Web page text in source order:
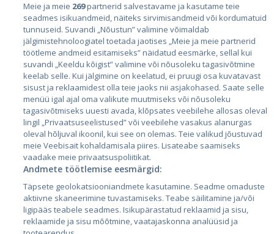
Страны
Эстония
Латвия
Литва
City24.lv
City24.ee
GetaPro.lv
GetaPro.ee
CVbankas.lt
Kainos.lt
Paslaugos.lt
auto24.ee
Meie ja meie 269partnerid salvestavame ja kasutame teie
seadmes isikuandmeid, näiteks sirvimisandmeid või kordumatuid
tunnuseid. Suvandi „Nõustun” valimine võimaldab
jälgimistehnoloogiatel toetada jaotises „Meie ja meie partnerid
töötleme andmeid esitamiseks” näidatud eesmärke, sellal kui
suvandi „Keeldu kõigist” valimine või nõusoleku tagasivõtmine
keelab selle. Kui jälgimine on keelatud, ei pruugi osa kuvatavast
sisust ja reklaamidest olla teie jaoks nii asjakohased. Saate selle
menüü igal ajal oma valikute muutmiseks või nõusoleku
tagasivõtmiseks uuesti avada, klõpsates veebilehe allosas oleval
lingil „Privaatsuseelistused” või veebilehe vasakus alanurgas
oleval hõljuval ikoonil, kui see on olemas. Teie valikud jõustuvad
meie Veebisait kohaldamisala piires. Lisateabe saamiseks
vaadake meie privaatsuspoliitikat.
Andmete töötlemise eesmärgid:
Täpsete geolokatsiooniandmete kasutamine. Seadme omaduste
aktiivne skaneerimine tuvastamiseks. Teabe säilitamine ja/või
ligipääs teabele seadmes. Isikupärastatud reklaamid ja sisu,
reklaamide ja sisu mõõtmine, vaatajaskonna analüüsid ja